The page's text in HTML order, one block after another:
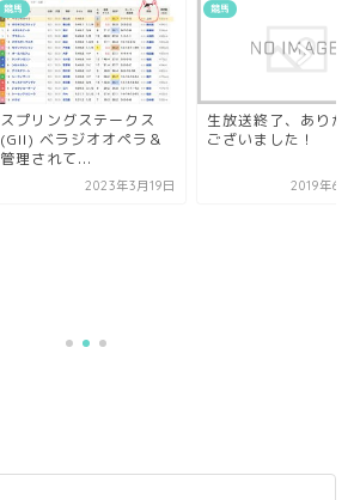
競馬
スプリングステークス
(GII) ベラジオオペラ＆
管理されて...
2023年3月19日
競馬
生放送終了、ありが
ございました！
2019年6